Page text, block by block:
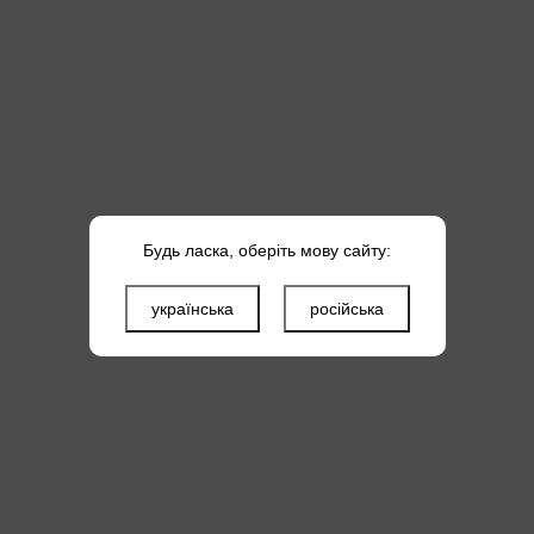
Будь ласка, оберіть мову сайту:
українська російська